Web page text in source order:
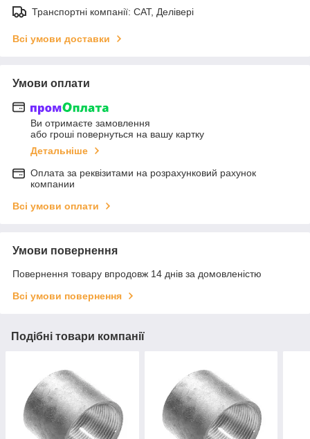
Транспортні компанії: САТ, Делівері
Всі умови доставки
Умови оплати
Ви отримаєте замовлення
або гроші повернуться на вашу картку
Детальніше
Оплата за реквізитами на розрахунковий рахунок
компании
Всі умови оплати
Умови повернення
Повернення товару впродовж 14 днів за домовленістю
Всі умови повернення
Подібні товари компанії